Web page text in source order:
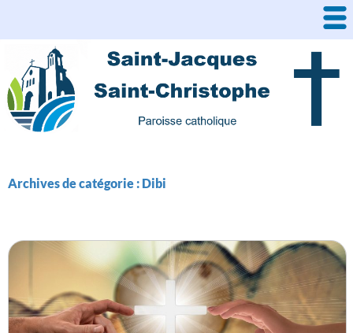
contenu
Archives de catégorie : Dibi